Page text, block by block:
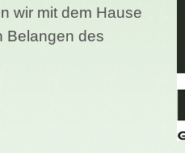
wir mit dem Hause
Belangen des